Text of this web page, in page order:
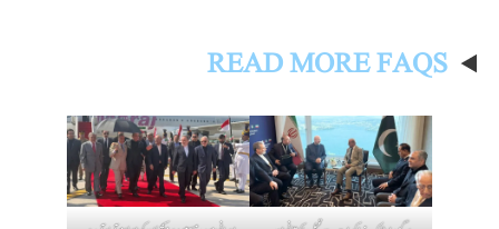
READ MORE FAQS